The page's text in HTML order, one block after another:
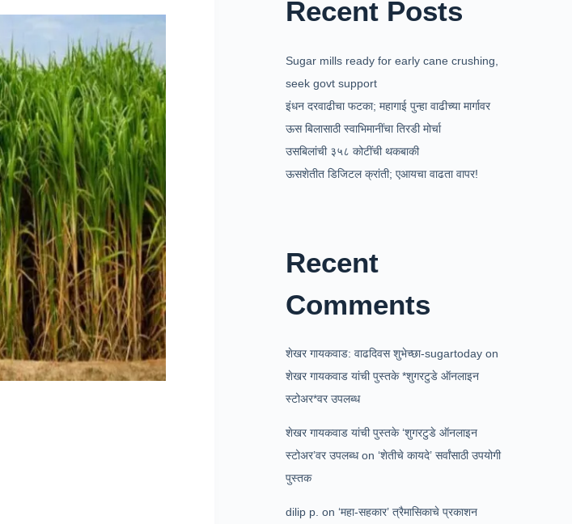
Recent Posts
Sugar mills ready for early cane crushing,
seek govt support
इंधन दरवाढीचा फटका; महागाई पुन्हा वाढीच्या मार्गावर
ऊस बिलासाठी स्वाभिमानींचा तिरडी मोर्चा
उसबिलांची ३५८ कोटींची थकबाकी
ऊसशेतीत डिजिटल क्रांती; एआयचा वाढता वापर!
Recent
Comments
शेखर गायकवाड: वाढदिवस शुभेच्छा-sugartoday on
शेखर गायकवाड यांची पुस्तके *शुगरटुडे ऑनलाइन
स्टोअर*वर उपलब्ध
शेखर गायकवाड यांची पुस्तके ‘शुगरटुडे ऑनलाइन
स्टोअर’वर उपलब्धon‘शेतीचे कायदे’ सर्वांसाठी उपयोगी
पुस्तक
dilip p. on‘महा-सहकार’ त्रैमासिकाचे प्रकाशन